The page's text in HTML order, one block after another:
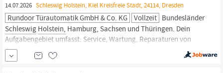
14.07.2026 Schleswig Holstein, Kiel Kreisfreie Stadt, 24114, Dresden
Rundoor Türautomatik GmbH & Co. KG Vollzeit Bundesländer
Schleswig Holstein, Hamburg, Sachsen und Thüringen. Dein
Aufgabengebiet umfasst: Service, Wartung, Reparaturen von
automatischen Tür- und Toranlagen verschiedener Fabrikate
Wartung von Brandschutztüren und Toren Fehleranalyse und